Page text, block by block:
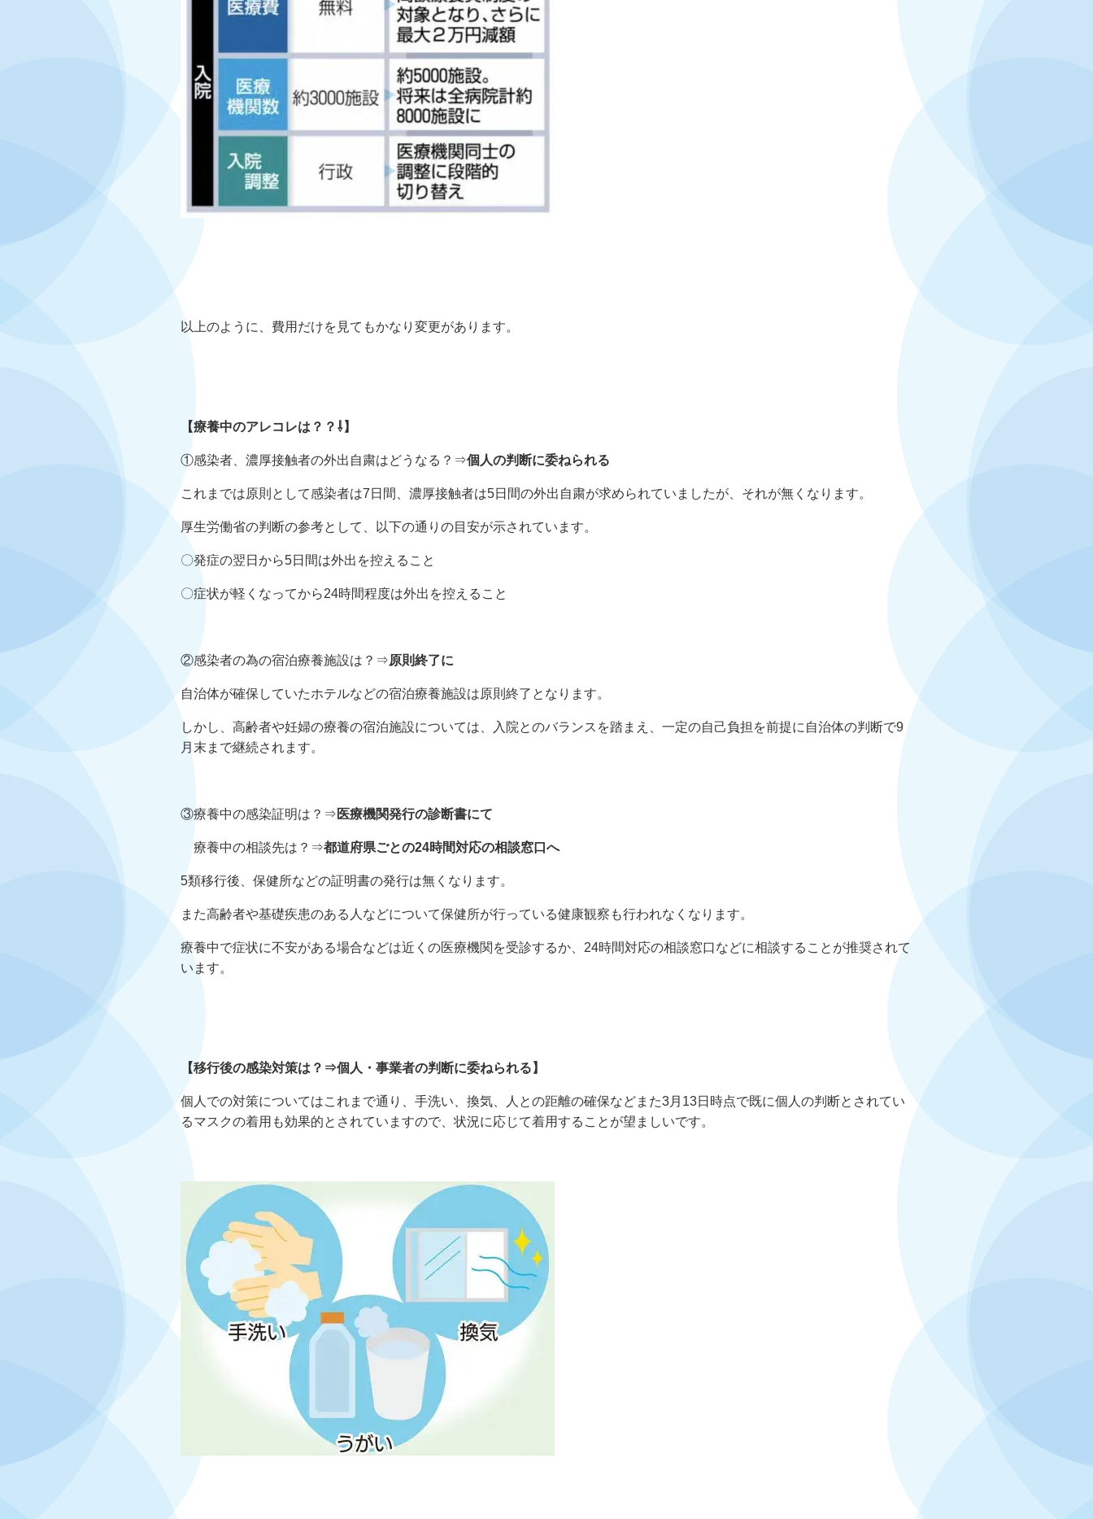
以上のように、費用だけを見てもかなり変更があります。
【療養中のアレコレは？？⇩】
①感染者、濃厚接触者の外出自粛はどうなる？⇒個人の判断に委ねられる
これまでは原則として感染者は7日間、濃厚接触者は5日間の外出自粛が求められていましたが、それが無くなります。
厚生労働省の判断の参考として、以下の通りの目安が示されています。
〇発症の翌日から5日間は外出を控えること
〇症状が軽くなってから24時間程度は外出を控えること
②感染者の為の宿泊療養施設は？⇒原則終了に
自治体が確保していたホテルなどの宿泊療養施設は原則終了となります。
しかし、高齢者や妊婦の療養の宿泊施設については、入院とのバランスを踏まえ、一定の自己負担を前提に自治体の判断で9
月末まで継続されます。
③療養中の感染証明は？⇒ 医療機関発行の診断書にて
療養中の相談先は？⇒都道府県ごとの24時間対応の相談窓口へ
5類移行後、保健所などの証明書の発行は無くなります。
また高齢者や基礎疾患のある人などについて保健所が行っている健康観察も行われなくなります。
療養中で症状に不安がある場合などは近くの医療機関を受診するか、24時間対応の相談窓口などに相談することが推奨されて
います。
【移行後の感染対策は？⇒個人・事業者の判断に委ねられる】
個人での対策についてはこれまで通り、手洗い、換気、人との距離の確保などまた3月13日時点で既に個人の判断とされてい
るマスクの着用も効果的とされていますので、状況に応じて着用することが望ましいです。